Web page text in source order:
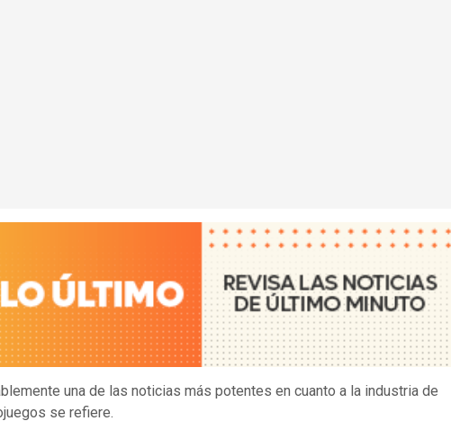
una de las noticias más potentes en cuanto a la industria de
se refiere.